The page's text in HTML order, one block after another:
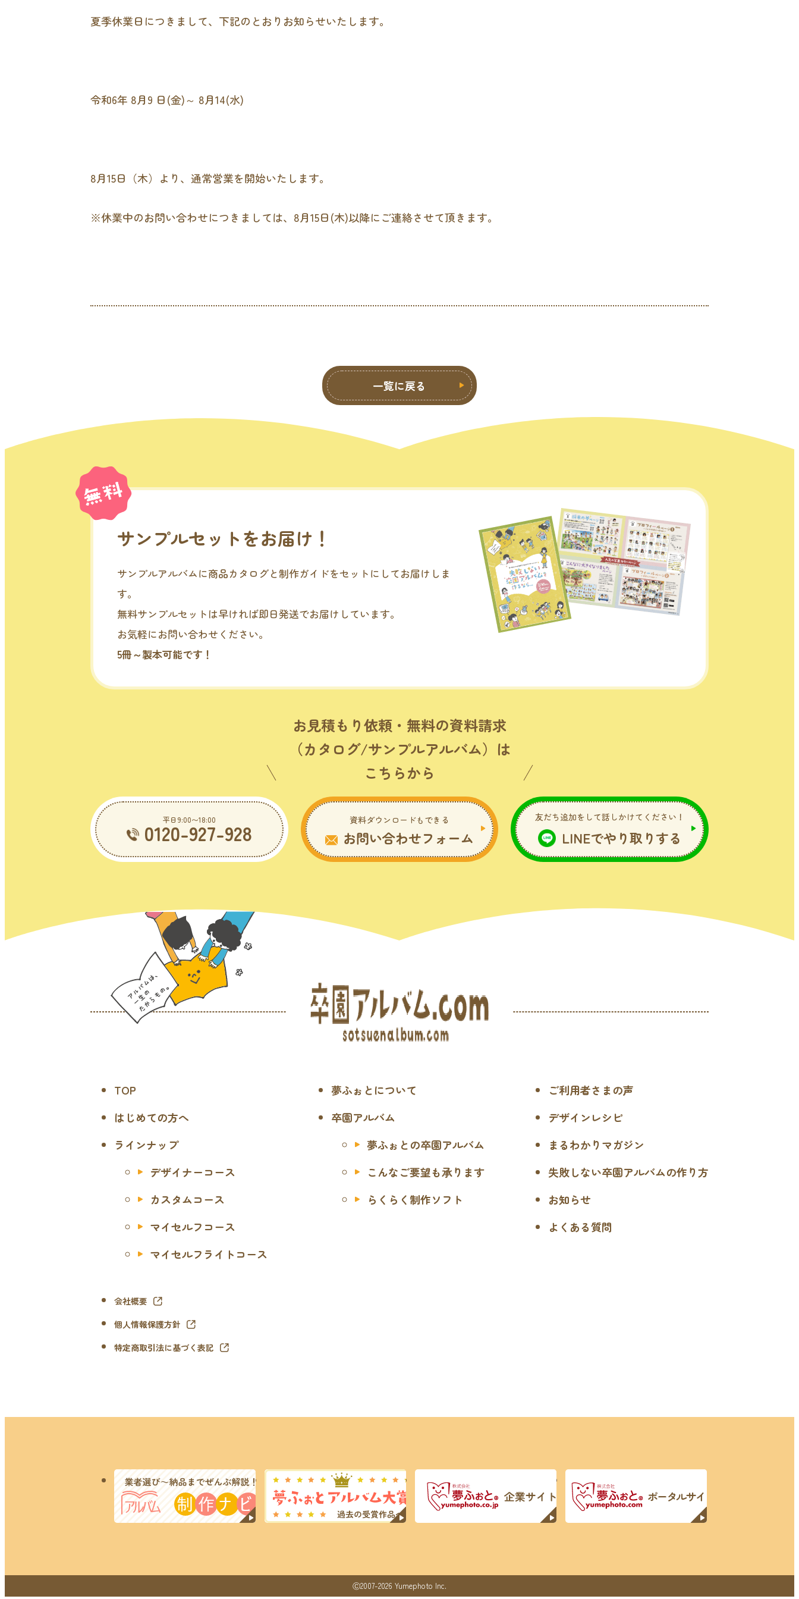
夏季休業日につきまして、下記のとおりお知らせいたします。
令和6年 8月9 日(金)～ 8月14(水)
8月15日（木）より、通常営業を開始いたします。
※休業中のお問い合わせにつきましては、8月15日(木)以降にご連絡させて頂きます。
一覧に戻る
サンプルセットをお届け！
サンプルアルバムに商品カタログと制作ガイドをセットにしてお届けしま
す。
無料サンプルセットは早ければ即日発送でお届けしています。
お気軽にお問い合わせください。
5冊～製本可能です！
お見積もり依頼・無料の資料請求
（カタログ/サンプルアルバム）は
こちらから
平日9:00〜18:00
0120-927-928 資料ダウンロードもできる
お問い合わせフォーム
友だち追加をして話しかけてください！
LINEでやり取りする
TOP
はじめての方へ
ラインナップ
デザイナーコース
カスタムコース
マイセルフコース
マイセルフライトコース
夢ふぉとについて
卒園アルバム
夢ふぉとの卒園アルバム
こんなご要望も承ります
らくらく制作ソフト
ご利用者さまの声
デザインレシピ
まるわかりマガジン
失敗しない卒園アルバムの作り方
お知らせ
よくある質問
会社概要
個人情報保護方針
特定商取引法に基づく表記
Ⓒ2007-2026 Yumephoto Inc.